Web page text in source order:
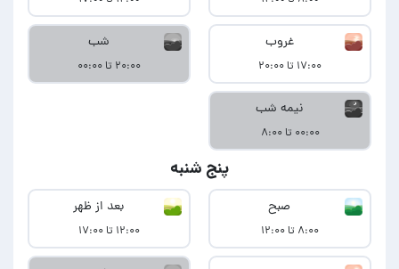
غروب
۱۷:۰۰ تا ۲۰:۰۰
شب
۲۰:۰۰ تا ۰۰:۰۰
نیمه شب
۰۰:۰۰ تا ۸:۰۰
پنج شنبه
صبح
۸:۰۰ تا ۱۲:۰۰
بعد از ظهر
۱۲:۰۰ تا ۱۷:۰۰